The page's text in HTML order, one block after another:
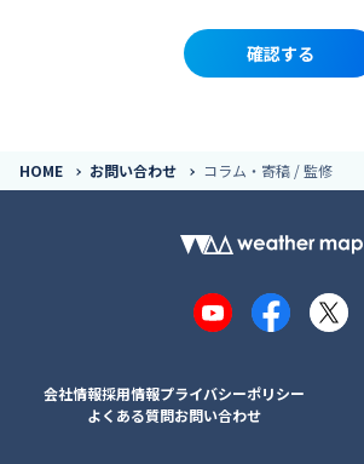
HOME お問い合わせ コラム・寄稿 / 監修
YouTubeFacebook
X
会社情報採用情報プライバシーポリシー
よくある質問お問い合わせ